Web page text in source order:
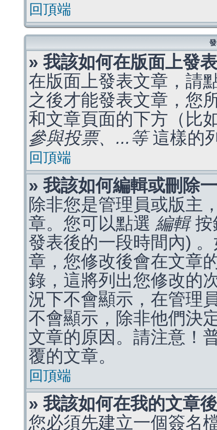
回頂端
» 我該如何在版面上發
在版面上發表文章，請
之後才能發表文章，您
和文章頁面的下方（比
參與投票、...等這樣的
回頂端
» 我該如何編輯或刪除
除非您是管理員或版主
章。您可以點選 編輯按
發表後的一段時間內)
章，您修改後會在文章
錄，這將列出您修改的
況下不會顯示，在管理
不會顯示，除非他們決
文章的原因。請注意！
覆的文章。
回頂端
» 我該如何在我的文章
您必須先建立一個簽名